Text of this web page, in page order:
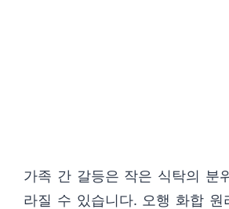
가족 간 갈등은 작은 식탁의 분
라질 수 있습니다. 오행 화합 원